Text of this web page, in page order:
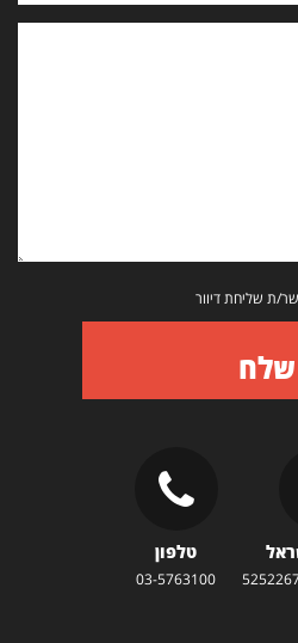
ת שליחת דיוור
שלח
טלפון
03-5763100